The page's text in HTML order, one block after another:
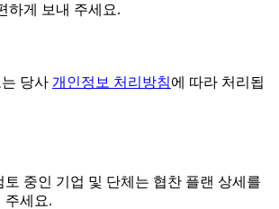
하게 보내 주세요.
당사 개인정보 처리방침에 따라 처리됩
토 중인 기업 및 단체는 협찬 플랜 상세를
주세요.